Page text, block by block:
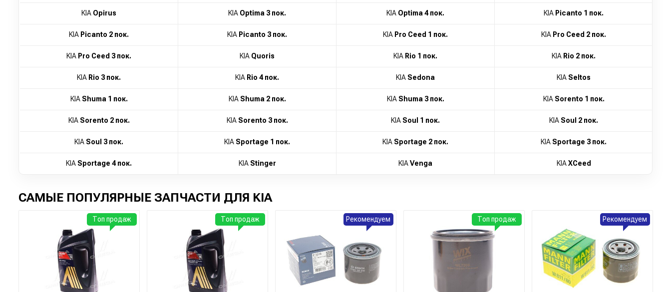
KIA Opirus KIA Optima 3 пок. KIA Optima 4 пок. KIA Picanto 1 пок.
KIA Picanto 2 пок. KIA Picanto 3 пок. KIA Pro Ceed 1 пок. KIA Pro Ceed 2 пок.
KIA Pro Ceed 3 пок. KIA Quoris KIA Rio 1 пок. KIA Rio 2 пок.
KIA Rio 3 пок. KIA Rio 4 пок. KIA Sedona KIA Seltos
KIA Shuma 1 пок. KIA Shuma 2 пок. KIA Shuma 3 пок. KIA Sorento 1 пок.
KIA Sorento 2 пок. KIA Sorento 3 пок. KIA Soul 1 пок. KIA Soul 2 пок.
KIA Soul 3 пок. KIA Sportage 1 пок. KIA Sportage 2 пок. KIA Sportage 3 пок.
KIA Sportage 4 пок. KIA Stinger KIAVenga KIA XCeed
САМЫЕ ПОПУЛЯРНЫЕ ЗАПЧАСТИ ДЛЯ KIA
Топ продаж Топ продаж Рекомендуем Топ продаж Рекомендуем